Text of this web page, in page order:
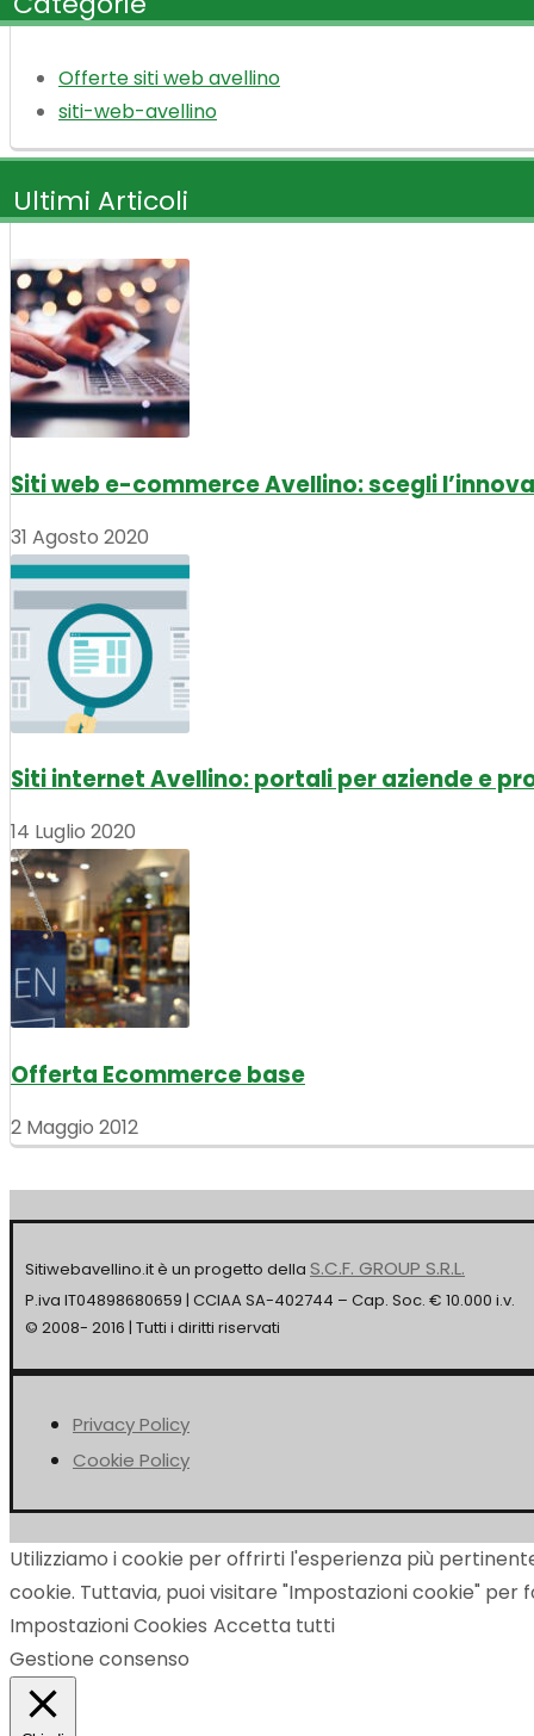
Offerte siti web avellino
siti-web-avellino
Ultimi Articoli
Siti web e-commerce Avellino: scegli
31 Agosto 2020
Siti internet Avellino: portali per aziende e
14 Luglio 2020
Offerta Ecommerce base
2 Maggio 2012
Sitiwebavellino.it è un progetto della S.C.F. GROUP S.R.L.
P.iva IT04898680659 | CCIAA SA-402744 – Cap. Soc. € 10.000 i.v.
© 2008- 2016 | Tutti i diritti riservati
Privacy Policy
Cookie Policy
Utilizziamo i cookie per offrirti l'esperienza più
cookie. Tuttavia, puoi visitare "Impostazioni cookie"
Impostazioni Cookies Accetta tutti
Gestione consenso